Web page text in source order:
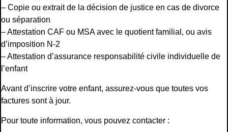
– Copie ou extrait de la décision de justice en cas de divorce
ou séparation
– Attestation CAF ou MSA avec le quotient familial, ou avis
d’imposition N-2
– Attestation d’assurance responsabilité civile individuelle de
l’enfant
Avant d’inscrire votre enfant, assurez-vous que toutes vos
factures sont à jour.
Pour toute information, vous pouvez contacter :